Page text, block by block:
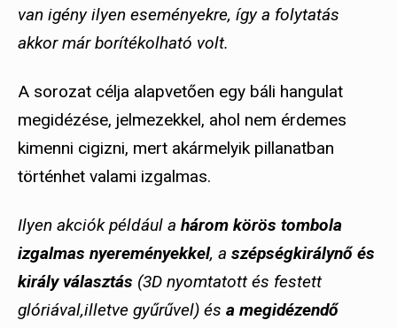
van igény ilyen eseményekre, így a folytatás
akkor már borítékolható volt.
A sorozat célja alapvetően egy báli hangulat
megidézése, jelmezekkel, ahol nem érdemes
kimenni cigizni, mert akármelyik pillanatban
történhet valami izgalmas.
Ilyen akciók például a három körös tombola
izgalmas nyereményekkel, a szépségkirálynő és
király választás (3D nyomtatott és festett
glóriával,illetve gyűrűvel) és a megidézendő